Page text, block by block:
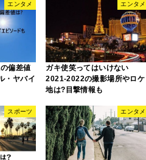
エンタメ
偏差値
・ヤバイ
エンタメ
ガキ使笑ってはいけない
2021-2022の撮影場所やロケ
地は?目撃情報も
スポーツ エンタメ